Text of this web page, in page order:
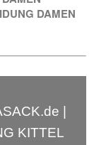
DAMEN
|
KITTEL